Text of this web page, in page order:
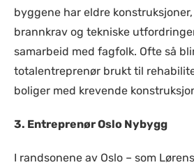
byggene har eldre
brannkrav og tekniske
samarbeid med fagfolk. Ofte så
totalentreprenør brukt til
boliger med krevende
3. Entreprenør Oslo Nybygg
I randsonene av Oslo – som